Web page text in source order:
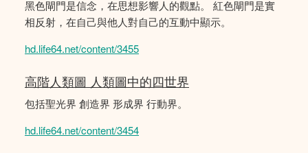
黑色閘門是信念，在思想影響人的觀點。 紅色閘門是實
相反射，在自己與他人對自己的互動中顯示。
hd.life64.net/content/3455
高階人類圖 人類圖中的四世界
包括聖光界 創造界 形成界 行動界。
hd.life64.net/content/3454